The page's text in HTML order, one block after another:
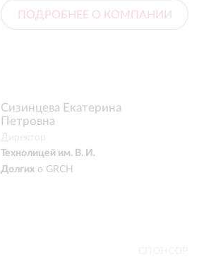
ПОДРОБНЕЕ О КОМПАНИИ
Сизинцева Екатерина
Петровна
Технолицей им. В. И.
Долгих о GRCH